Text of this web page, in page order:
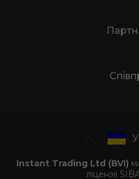
Instant Trading Ltd (BVI)
ліцензії